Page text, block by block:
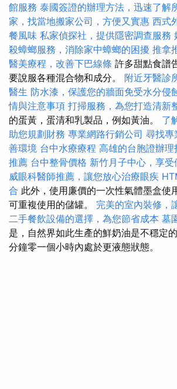
館服務 泰國簽證的辦理方法，迅速了解
家，找當地搬家公司，方便又實惠 西式
餐風味 私家偵探社，提供隱密調查服務
殺蟑螂服務，消除家中蟑螂的困擾 推拿
醫美療程，改善下巴線條 許多甜點食譜
要說服各種混合物和成分。 附近牙醫診
醫生 防水漆，保護您的牆面免受水分侵
情與注意事項 打掃服務，為您打造清新
的蛋黃，蛋清和乳製品，例如黃油。 了
助您規劃財務 專業網路行銷公司 尋找專
善環境 台中水療療程 高雄的台胞證辦理
推薦 台中整骨價格 新竹月子中心，享
威眼科醫師推薦，讓您放心治療眼疾
合 此外，使用廉價的一次性氣體墨盒使
可重複使用的儲罐。 完美的室內裝修，
二手餐飲設備的選擇，為您節省成本 墓
是，自然界如此生產的鮮奶油是不穩定
分鐘零一個小時內處於更液態狀態。